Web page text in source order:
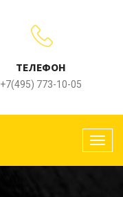
ТЕЛЕФОН
+7(495) 773-10-05